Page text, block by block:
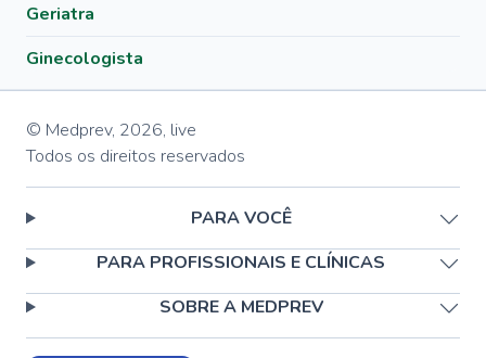
Geriatra
Ginecologista
© Medprev, 2026, live
Todos os direitos reservados
PARA VOCÊ
PARA PROFISSIONAIS E CLÍNICAS
SOBRE A MEDPREV